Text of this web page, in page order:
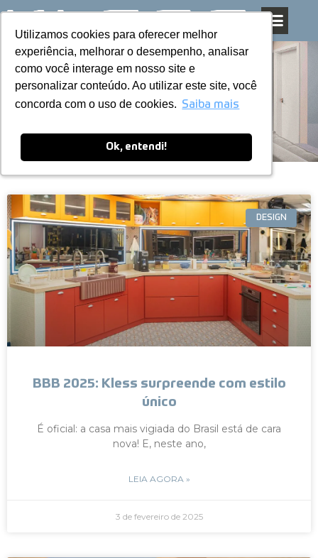
Utilizamos cookies para oferecer melhor
experiência, melhorar o desempenho, analisar
como você interage em nosso site e
personalizar conteúdo. Ao utilizar este site, você
concorda com o uso de cookies. Saiba mais
Ok, entendi!
Utilizamos cookies para oferecer melhor
experiência, melhorar o desempenho, analisar
como você interage em nosso site e
personalizar conteúdo. Ao utilizar este site, você
concorda com o uso de cookies. Saiba mais
Ok, entendi!
Pular
para
o
conteúdo
Blog
DESIGN
BBB 2025: Kless surpreende com estilo
único
É oficial: a casa mais vigiada do Brasil está de cara
nova! E, neste ano,
LEIA AGORA »
3 de fevereiro de 2025